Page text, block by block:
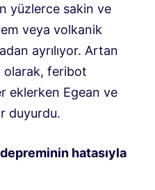
yüzlerce sakin ve
veya volkanik
ayrılıyor. Artan
olarak, feribot
eklerken Egean ve
duyurdu.
hatasıyla